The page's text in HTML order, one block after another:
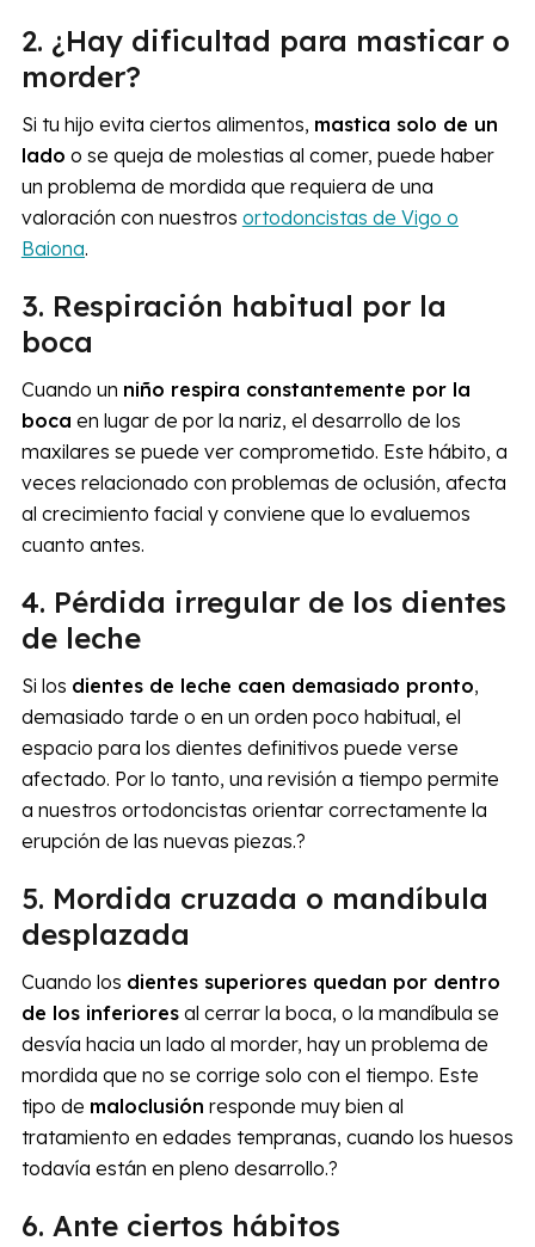
2. ¿Hay dificultad para masticar o
morder?
Si tu hijo evita ciertos alimentos, mastica solo de un
lado o se queja de molestias al comer, puede haber
un problema de mordida que requiera de una
valoración con nuestros ortodoncistas de Vigo o
Baiona.
3. Respiración habitual por la
boca
Cuando un niño respira constantemente por la
boca en lugar de por la nariz, el desarrollo de los
maxilares se puede ver comprometido. Este hábito, a
veces relacionado con problemas de oclusión, afecta
al crecimiento facial y conviene que lo evaluemos
cuanto antes.
4. Pérdida irregular de los dientes
de leche
Si los dientes de leche caen demasiado pronto,
demasiado tarde o en un orden poco habitual, el
espacio para los dientes definitivos puede verse
afectado. Por lo tanto, una revisión a tiempo permite
a nuestros ortodoncistas orientar correctamente la
erupción de las nuevas piezas.?
5. Mordida cruzada o mandíbula
desplazada
Cuando los dientes superiores quedan por dentro
de los inferioresal cerrar la boca, o la mandíbula se
desvía hacia un lado al morder, hay un problema de
mordida que no se corrige solo con el tiempo. Este
tipo de maloclusión responde muy bien al
tratamiento en edades tempranas, cuando los huesos
todavía están en pleno desarrollo.?
6. Ante ciertos hábitos